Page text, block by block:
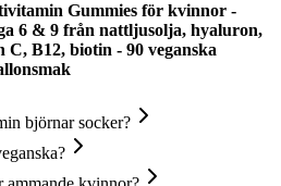
Gummies för kvinnor -
6 & 9 från nattljusolja, hyaluron,
C, B12, biotin - 90 veganska
björnar socker?